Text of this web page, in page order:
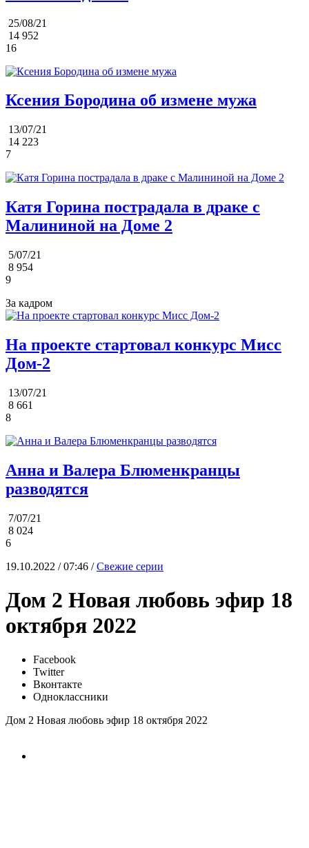
25/08/21
14 952
16
Ксения Бородина об измене мужа
13/07/21
14 223
7
Катя Горина пострадала в драке с
Малининой на Доме 2
5/07/21
8 954
9
За кадром
На проекте стартовал конкурс Мисс
Дом-2
13/07/21
8 661
8
Анна и Валера Блюменкранцы
разводятся
7/07/21
8 024
6
19.10.2022 / 07:46 /Свежие серии
Дом 2 Новая любовь эфир 18
октября 2022
Facebook
Twitter
Вконтакте
Одноклассники
Дом 2 Новая любовь эфир 18 октября 2022